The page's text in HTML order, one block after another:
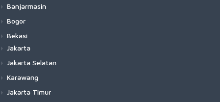
Banjarmasin
Bogor
Bekasi
Jakarta
Jakarta Selatan
Karawang
Jakarta Timur